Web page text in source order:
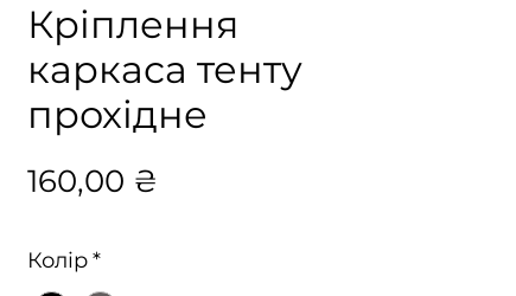
Кріплення
каркаса тенту
прохідне
160,00 ₴
Колір*